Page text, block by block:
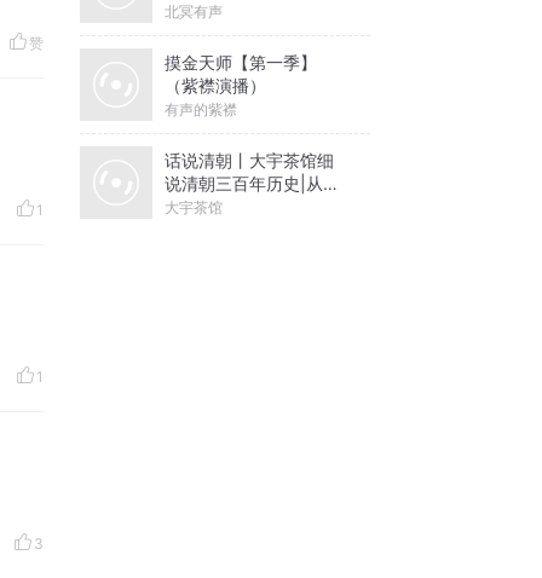
过
赞
1
1
3
北冥有声
摸金天师【第一季】
（紫襟演播）
有声的紫襟
话说清朝丨大宇茶馆细
说清朝三百年历史|从努
尔哈赤到末代皇帝溥仪|
大宇茶馆